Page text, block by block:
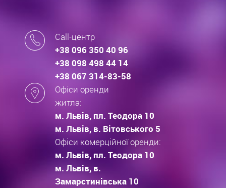
Call-центр
+38 096 350 40 96
+38 098 498 44 14
+38 067 314-83-58
Офіси оренди
житла:
м. Львів, пл. Теодора 10
м. Львів, в. Вітовського 5
Офіси комерційної оренди:
м. Львів, пл. Теодора 10
м. Львів, в.
Замарстинівська 10